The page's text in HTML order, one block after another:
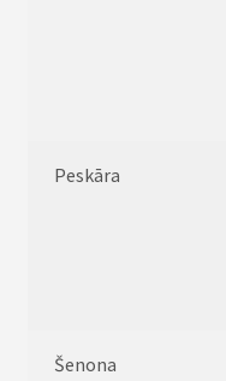
Peskāra
Šenona